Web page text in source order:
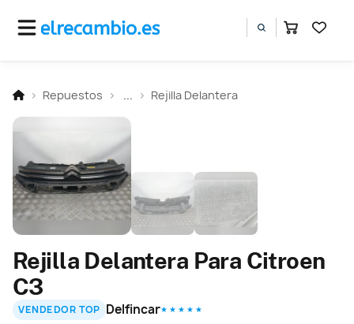
Repuestos Rejilla Delantera
Rejilla Delantera Para Citroen
C3
VENDEDOR TOP Delfincar★ ★ ★ ★ ★